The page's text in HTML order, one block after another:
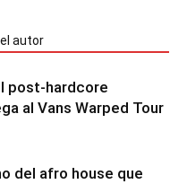
autor
post-hardcore
al Vans Warped Tour
del afro house que